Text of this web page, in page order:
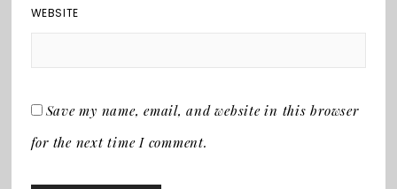
WEBSITE
Save my name, email, and website in this browser
for the next time I comment.